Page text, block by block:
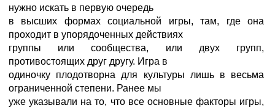
нужно искать в первую очередь
в высших формах социальной игры, там, где она
проходит в упорядоченных действиях
группы или сообщества, или двух групп,
противостоящих друг другу. Игра в
одиночку плодотворна для культуры лишь в весьма
ограниченной степени. Ранее мы
уже указывали на то, что все основные факторы игры,